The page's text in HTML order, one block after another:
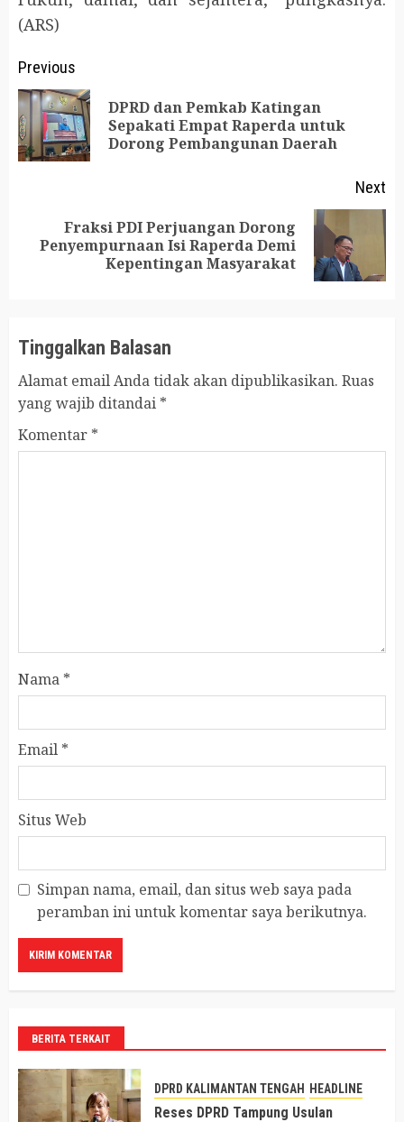
(ARS)
Post
navigation
Previous
DPRD dan Pemkab Katingan
Sepakati Empat Raperda untuk
Dorong Pembangunan Daerah
Next
Next
Fraksi PDI Perjuangan Dorong
Penyempurnaan Isi Raperda Demi
Kepentingan Masyarakat
Tinggalkan Balasan
Alamat email Anda tidak akan dipublikasikan. Ruas
yang wajib ditandai *
Komentar *
Nama *
Email *
Situs Web
Simpan nama, email, dan situs web saya pada
peramban ini untuk komentar saya berikutnya.
BERITA TERKAIT
DPRD KALIMANTAN TENGAH HEADLINE
Reses DPRD Tampung Usulan